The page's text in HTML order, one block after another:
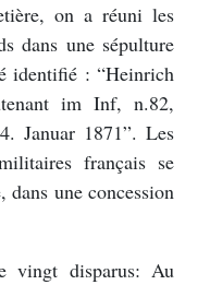
on a réuni les
dans une sépulture
identifié : “Heinrich
im Inf, n.82,
Januar 1871”. Les
français se
une concession
vingt disparus: Au